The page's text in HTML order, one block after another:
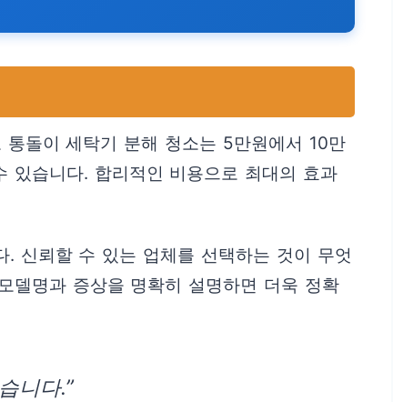
돌이 세탁기 분해 청소는 5만원에서 10만
있습니다. 합리적인 비용으로 최대의 효과
신뢰할 수 있는 업체를 선택하는 것이 무엇
델명과 증상을 명확히 설명하면 더욱 정확
니다.”